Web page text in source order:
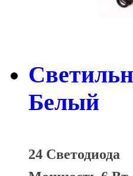
Белый
24 Светодиода